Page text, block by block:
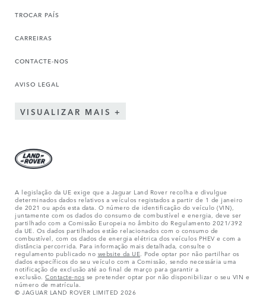
TROCAR PAÍS
CARREIRAS
CONTACTE-NOS
AVISO LEGAL
VISUALIZAR MAIS
A legislação da UE exige que a Jaguar Land Rover recolha e divulgue
determinados dados relativos a veículos registados a partir de 1 de janeiro
de 2021 ou após esta data. O número de identificação do veículo (VIN),
juntamente com os dados do consumo de combustível e energia, deve ser
partilhado com a Comissão Europeia no âmbito do Regulamento 2021/392
da UE. Os dados partilhados estão relacionados com o consumo de
combustível, com os dados de energia elétrica dos veículos PHEV e com a
distância percorrida. Para informação mais detalhada, consulte o
regulamento publicado no website da UE . Pode optar por não partilhar os
dados específicos do seu veículo com a Comissão, sendo necessária uma
notificação de exclusão até ao final de março para garantir a
exclusão. Contacte-nos se pretender optar por não disponibilizar o seu VIN e
número de matrícula.
© JAGUAR LAND ROVER LIMITED 2026